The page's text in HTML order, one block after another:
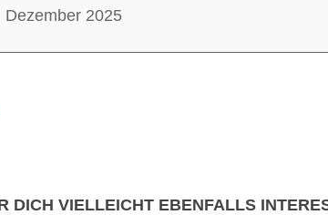
Dezember 2025
DICH VIELLEICHT EBENFALLS